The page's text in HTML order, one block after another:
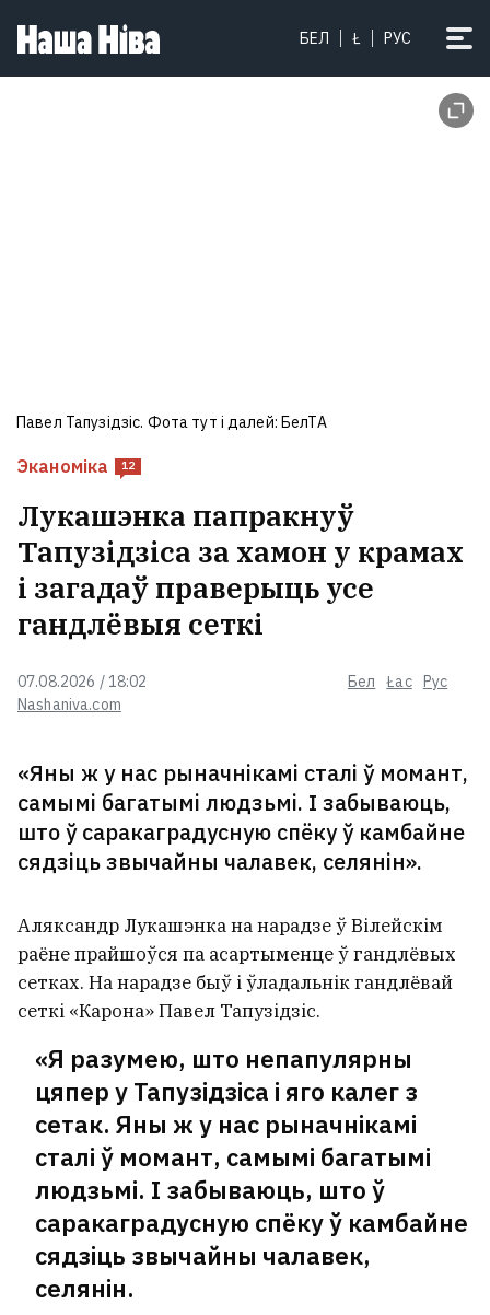
БЕЛ Ł РУС
Эканоміка 12
Nashaniva.com
07.08.2026 / 18:02 Бел Łac Рус
Лукашэнка папракнуў
Тапузідзіса за хамон у крамах
і загадаў праверыць усе
гандлёвыя сеткі
«Яны ж у нас рыначнікамі сталі ў момант,
самымі багатымі людзьмі. І забываюць,
што ў саракаградусную спёку ў камбайне
сядзіць звычайны чалавек, селянін».
Павел Тапузідзіс. Фота тут і далей: БелТА
Аляксандр Лукашэнка на нарадзе ў Вілейскім
раёне прайшоўся па асартыменце ў гандлёвых
сетках. На нарадзе быў і ўладальнік гандлёвай
сеткі «Карона» Павел Тапузідзіс.
«Я разумею, што непапулярны
цяпер у Тапузідзіса і яго калег з
сетак. Яны ж у нас рыначнікамі
сталі ў момант, самымі багатымі
людзьмі. І забываюць, што ў
саракаградусную спёку ў камбайне
сядзіць звычайны чалавек,
селянін.